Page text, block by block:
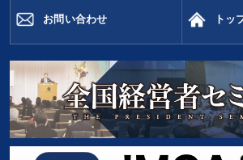
お問い合わせ トッ